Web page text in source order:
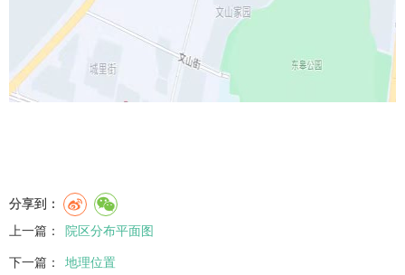
分享到：
上一篇： 院区分布平面图
下一篇： 地理位置